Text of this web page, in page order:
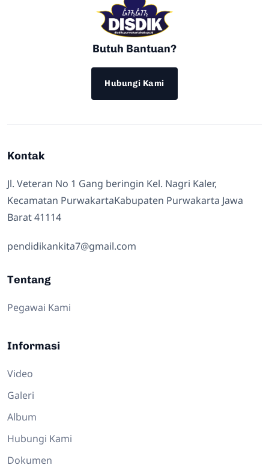
Butuh Bantuan?
Hubungi Kami
Kontak
Jl. Veteran No 1 Gang beringin Kel. Nagri Kaler,
Kecamatan PurwakartaKabupaten Purwakarta Jawa
Barat 41114
pendidikankita7@gmail.com
Tentang
Pegawai Kami
Informasi
Video
Galeri
Album
Hubungi Kami
Dokumen